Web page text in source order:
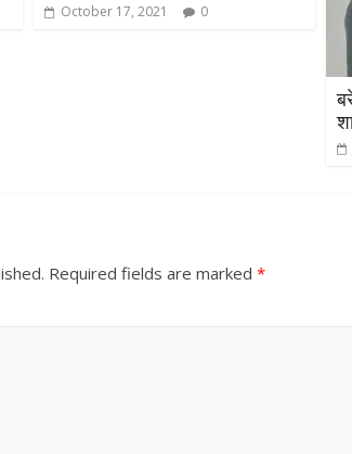
October 17, 2021 0
Required fields are marked *